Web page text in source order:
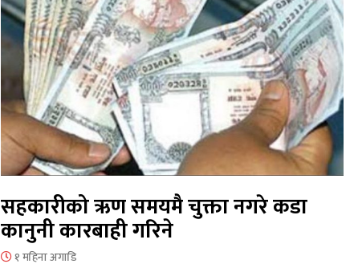
सहकारीको ऋण समयमै चुक्ता नगरे कडा
कानुनी कारबाही गरिने
१ महिना अगाडि